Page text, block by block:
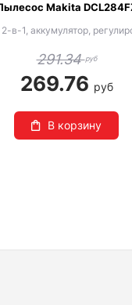
Makita
в-1, аккумулятор,
291.34руб
269.76 руб
В корзину